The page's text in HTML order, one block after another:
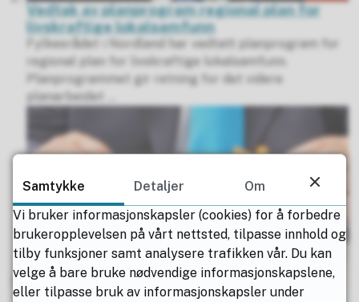
Vedtak av planprogram regional plan for
livskraftige lokalsamfunn
Fylkesrådet i Nordland har vedtatt planprogram for
regional plan for livskraftige lokalsamfunn.
Planprogrammet gir retning for det videre
planarbeidet ...
Høring og offentlig ettersyn av
Samtykke Detaljer
Om
Vi bruker informasjonskapsler (cookies) for å forbedre
brukeropplevelsen på vårt nettsted, tilpasse innhold og
tilby funksjoner samt analysere trafikken vår. Du kan
velge å bare bruke nødvendige informasjonskapslene,
eller tilpasse bruk av informasjonskapsler under